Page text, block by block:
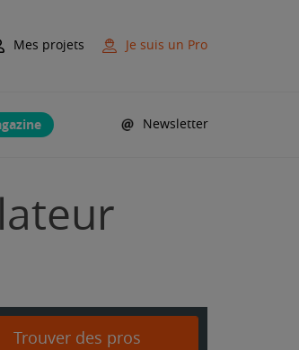
Mes projets Je suis un Pro
Newsletter
Trouver des pros